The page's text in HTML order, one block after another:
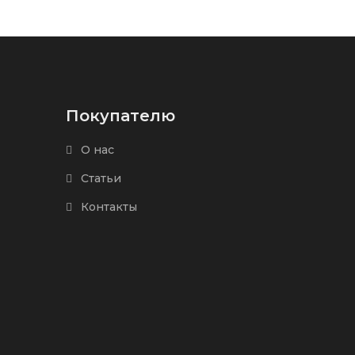
Покупателю
О нас
Статьи
Контакты